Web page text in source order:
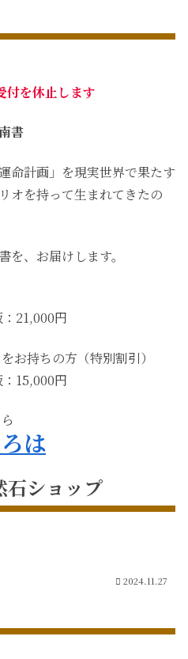
付を休止します
書
命計画」を現実世界で果たす
オを持って生まれてきたの
を、お届けします。
21,000円
お持ちの方（特別割引）
15,000円
は
石ショップ
2024.11.27